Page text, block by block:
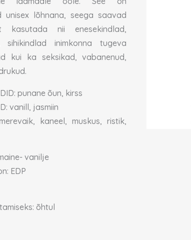
unisex lõhnana, seega saavad
kasutada nii enesekindlad,
sihikindlad inimkonna tugeva
kui ka seksikad, vabanenud,
punane õun, kirss
vanill, jasmiin
kaneel, muskus, ristik,
vanilje
EDP
õhtul